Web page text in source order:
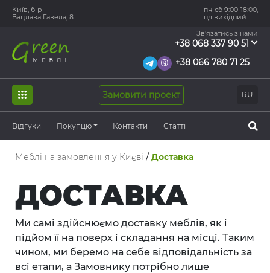
Київ, б-р
Вацлава Гавела, 8
пн-сб 9:00-18:00,
нд вихідний
Зв'язатись з нами
+38 068 337 90 51
+38 066 780 71 25
RU
Замовити проект
Відгуки Покупцю Контакти Статті
Меблі на замовлення у Києві /Доставка
ДОСТАВКА
Ми самі здійснюємо доставку меблів, як і
підйом її на поверх і складання на місці. Таким
чином, ми беремо на себе відповідальність за
всі етапи, а Замовнику потрібно лише